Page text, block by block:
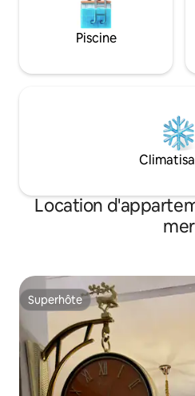
Piscine
Location
mer
Superhôte
Superhôte